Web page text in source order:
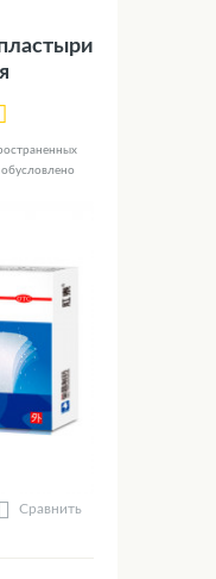
Сравнить